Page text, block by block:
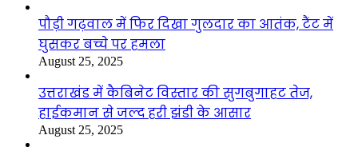
पौड़ी गढ़वाल में फिर दिखा गुलदार का आतंक, टैंट में
घुसकर बच्चे पर हमला
August 25, 2025
उत्तराखंड में कैबिनेट विस्तार की सुगबुगाहट तेज,
हाईकमान से जल्द हरी झंडी के आसार
August 25, 2025